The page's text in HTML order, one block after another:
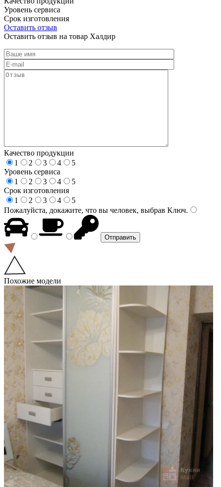
Уровень сервиса
Срок изготовления
Оставить отзыв
Оставить отзыв на товар Халдир
Качество продукции
1
2 3 4
5
Уровень сервиса
1
2 3 4
5
Срок изготовления
1
2 3 4
5
Пожалуйста, докажите, что вы человек, выбрав Ключ.
Похожие модели